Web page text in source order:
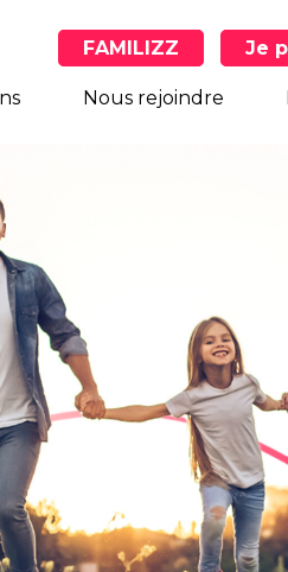
FAMILIZZ Je
Nous rejoindre